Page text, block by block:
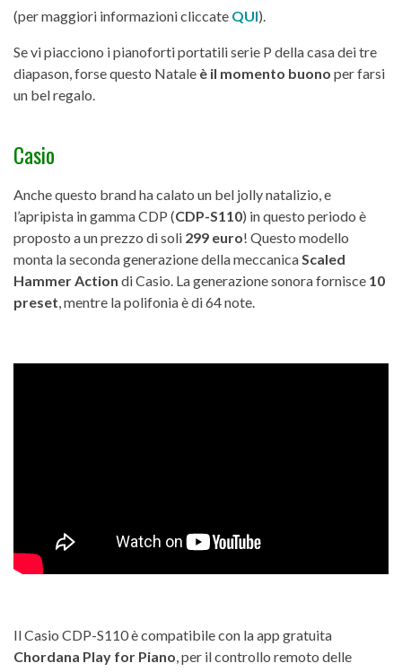
(per maggiori informazioni cliccate QUI).
Se vi piacciono i pianoforti portatili serie P della casa dei tre
diapason, forse questo Natale è il momento buono per farsi
un bel regalo.
Casio
Anche questo brand ha calato un bel jolly natalizio, e
l’apripista in gamma CDP (CDP-S110) in questo periodo è
proposto a un prezzo di soli 299 euro! Questo modello
monta la seconda generazione della meccanicaScaled
Hammer Action di Casio. La generazione sonora fornisce 10
preset, mentre la polifonia è di 64 note.
Il Casio CDP-S110 è compatibile con la app gratuita
Chordana Play for Piano, per il controllo remoto delle